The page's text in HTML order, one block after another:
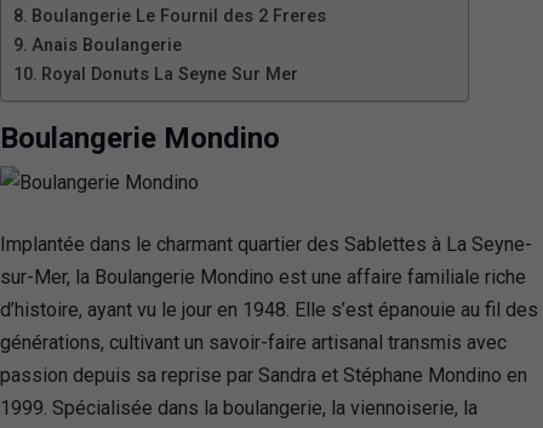
Boulangerie Le Fournil des 2 Freres
Anais Boulangerie
Royal Donuts La Seyne Sur Mer
Boulangerie Mondino
Implantée dans le charmant quartier des Sablettes à La Seyne-
sur-Mer, la Boulangerie Mondino est une affaire familiale riche
d’histoire, ayant vu le jour en 1948. Elle s’est épanouie au fil des
générations, cultivant un savoir-faire artisanal transmis avec
passion depuis sa reprise par Sandra et Stéphane Mondino en
1999. Spécialisée dans la boulangerie, la viennoiserie, la